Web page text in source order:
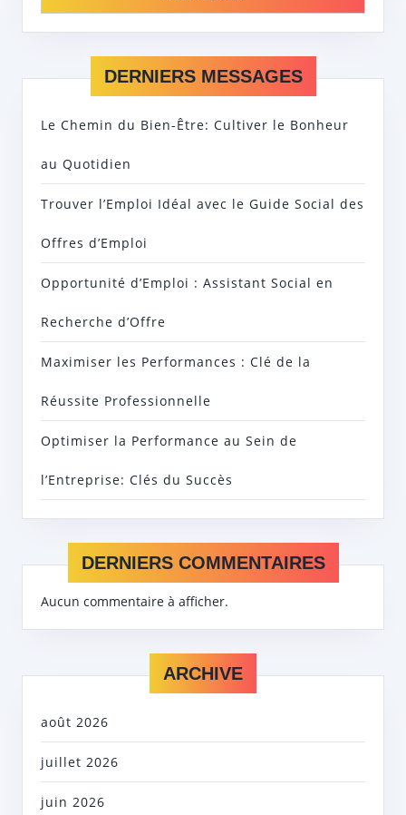
DERNIERS MESSAGES
Le Chemin du Bien-Être: Cultiver le Bonheur
au Quotidien
Trouver l’Emploi Idéal avec le Guide Social des
Offres d’Emploi
Opportunité d’Emploi : Assistant Social en
Recherche d’Offre
Maximiser les Performances : Clé de la
Réussite Professionnelle
Optimiser la Performance au Sein de
l’Entreprise: Clés du Succès
DERNIERS COMMENTAIRES
Aucun commentaire à afficher.
ARCHIVE
août 2026
juillet 2026
juin 2026